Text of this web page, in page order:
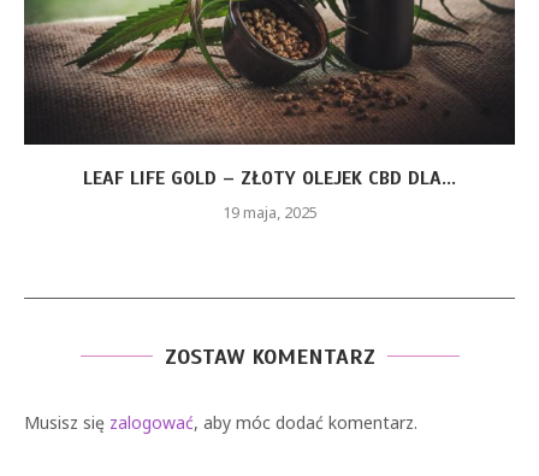
LEAF LIFE GOLD – ZŁOTY OLEJEK CBD DLA...
19 maja, 2025
ZOSTAW KOMENTARZ
Musisz się zalogować, aby móc dodać komentarz.